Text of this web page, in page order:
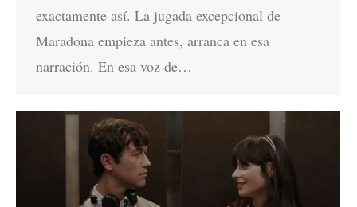
exactamente así. La jugada excepcional de
Maradona empieza antes, arranca en esa
narración. En esa voz de…